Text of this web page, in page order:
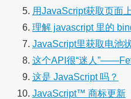
用JavaScript获取页面
理解 javascript 里的
JavaScript里获取电池
这个API很“迷人
这是 JavaScript 吗？
JavaScript™ 商标更新